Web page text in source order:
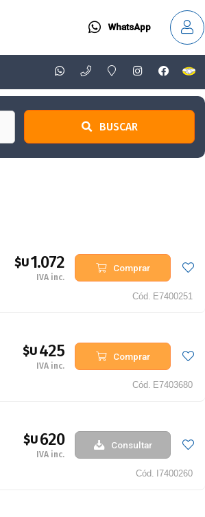
WhatsApp
BUSCAR
$U1.072
IVA inc.
Comprar
Cód. E7400251
$U425
IVA inc.
Comprar
Cód. E7403680
$U620
IVA inc.
Consultar
Cód. I7400260